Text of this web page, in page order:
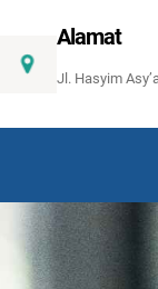
Alamat
Jl. Hasyim